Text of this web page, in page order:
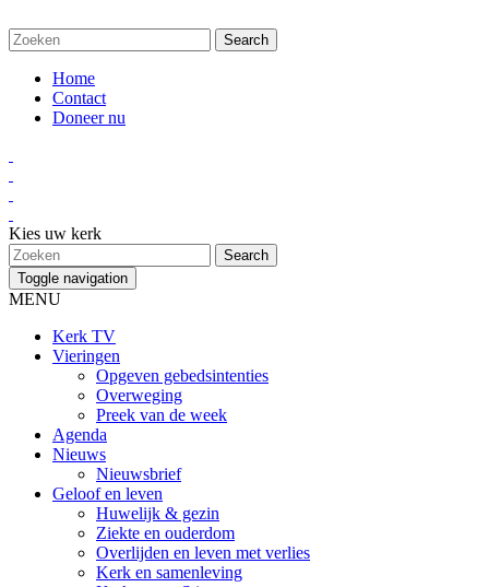
Home
Contact
Doneer nu
Kies uw kerk
Toggle navigation
MENU
Kerk TV
Vieringen
Opgeven gebedsintenties
Overweging
Preek van de week
Agenda
Nieuws
Nieuwsbrief
Geloof en leven
Huwelijk & gezin
Ziekte en ouderdom
Overlijden en leven met verlies
Kerk en samenleving